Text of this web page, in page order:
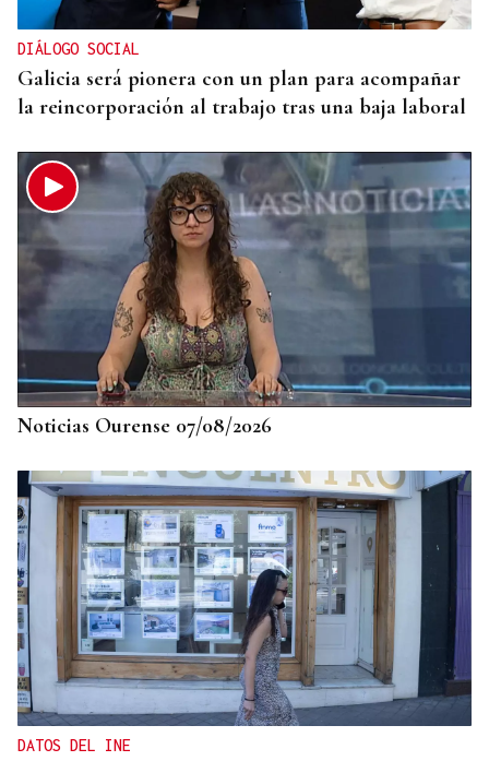
DIÁLOGO SOCIAL
Galicia será pionera con un plan para acompañar
la reincorporación al trabajo tras una baja laboral
Noticias Ourense 07/08/2026
DATOS DEL INE